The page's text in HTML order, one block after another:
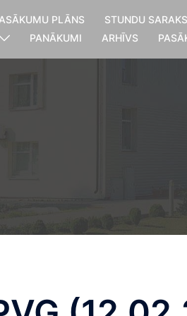
PLĀNS STUNDU
PANĀKUMI ARHĪVS